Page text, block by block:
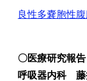
良性多嚢胞性
〇医療研究報
呼吸器内科